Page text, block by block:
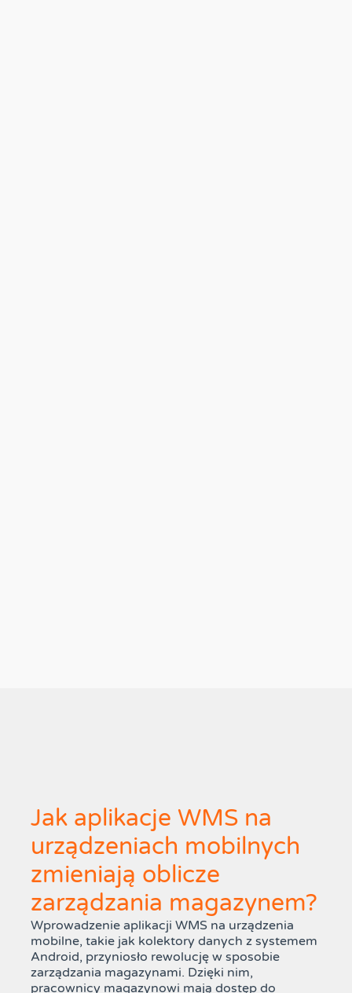
Jak aplikacje WMS na
urządzeniach mobilnych
zmieniają oblicze
zarządzania magazynem?
Wprowadzenie aplikacji WMS na urządzenia
mobilne, takie jak kolektory danych z systemem
Android, przyniosło rewolucję w sposobie
zarządzania magazynami. Dzięki nim,
pracownicy magazynowi mają dostęp do